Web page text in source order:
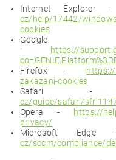
Internet Explorer
cz/help/17442/
cookies
-
https://
Firefox -
zakazani-cookies
Safari
cz/guide/safari/
Opera -
https://
privacy/
Microsoft
cz/sccm/compliance/